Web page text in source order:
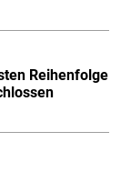
Reihenfolge